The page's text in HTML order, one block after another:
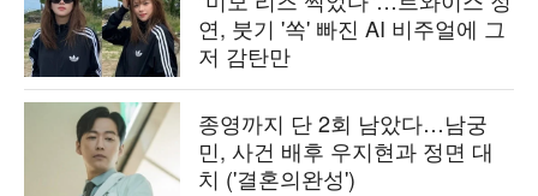
연, 붓기 '쏙' 빠진 AI 비주얼에 그
저 감탄만
종영까지 단 2회 남았다…남궁
민, 사건 배후 우지현과 정면 대
치 ('결혼의완성')